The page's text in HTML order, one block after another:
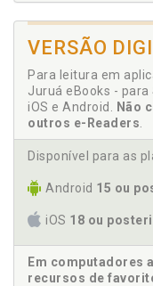
VERSÃO
Para leitura em
Juruá eBooks - para
iOS e Android.
Não
outros e-Readers
Disponível para as
Android 15 ou
iOS 18 ou
Em computadores
recursos de